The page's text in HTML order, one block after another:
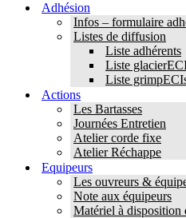
Adhésion
Infos – formulaire
Listes de diffusion
Liste adhérents
Liste
Liste
Actions
Les Bartasses
Journées Entretien
Atelier corde fixe
Atelier Réchappe
Equipeurs
Les ouvreurs &
Note aux équipeurs
Matériel à disposition